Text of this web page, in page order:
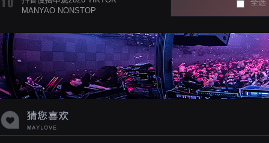
MANYAO NONSTOP
蝉爸爸妈妈爱存在夏天的风是想你的
声音啊
全选